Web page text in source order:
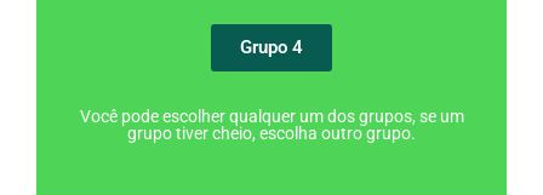
Grupo 4
Você pode escolher qualquer um dos grupos, se um
grupo tiver cheio, escolha outro grupo.